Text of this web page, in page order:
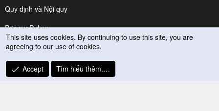
Quy định và Nội quy
Privacy Policy
Trợ giúp
R
S
This site uses cookies. By continuing to use this site, you are
agreeing to our use of cookies.
Accept Tìm hiểu thêm.…